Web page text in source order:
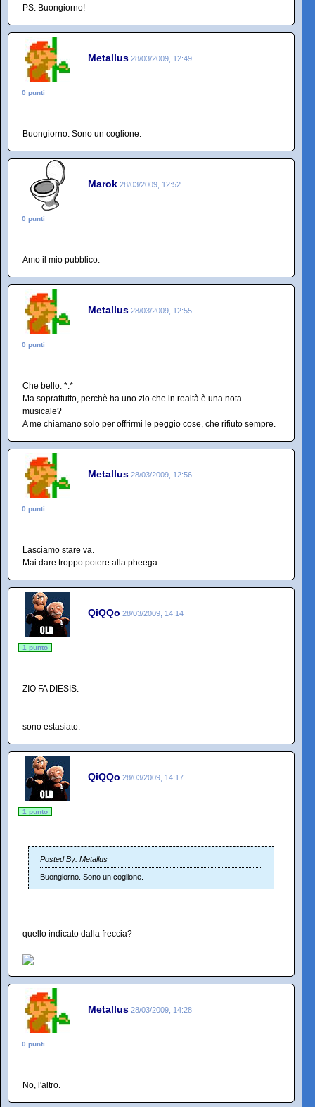
PS: Buongiorno!
Metallus 28/03/2009, 12:49
0 punti
Buongiorno. Sono un coglione.
Marok 28/03/2009, 12:52
0 punti
Amo il mio pubblico.
Metallus 28/03/2009, 12:55
0 punti
Che bello. *.*
Ma soprattutto, perchè ha uno zio che in realtà è una nota
musicale?
A me chiamano solo per offrirmi le peggio cose, che rifiuto sempre.
Metallus 28/03/2009, 12:56
0 punti
Lasciamo stare va.
Mai dare troppo potere alla pheega.
QiQQo 28/03/2009, 14:14
1 punto
ZIO FA DIESIS.
sono estasiato.
QiQQo 28/03/2009, 14:17
1 punto
Posted By: Metallus
Buongiorno. Sono un coglione.
quello indicato dalla freccia?
Metallus 28/03/2009, 14:28
0 punti
No, l'altro.